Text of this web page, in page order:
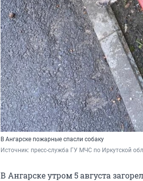
В Ангарске пожарные спасли собаку
Источник: пресс-служба ГУ МЧС по Иркутской
В Ангарске утром 5 августа